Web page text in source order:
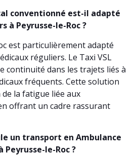
conventionné est-il adapté
à Peyrusse-le-Roc ?
est particulièrement adapté
réguliers. Le Taxi VSL
continuité dans les trajets liés à
fréquents. Cette solution
la fatigue liée aux
offrant un cadre rassurant
un transport en Ambulance
Peyrusse-le-Roc ?